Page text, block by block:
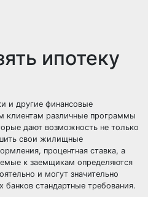
ипотеку
и другие финансовые
клиентам различные программы
дают возможность не только
свои жилищные
процентная ставка, а
к заемщикам определяются
и могут значительно
стандартные требования.